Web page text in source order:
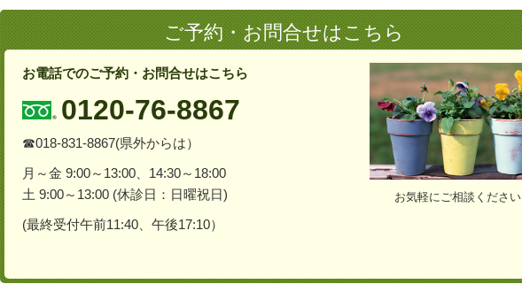
ご予約・お問合せはこちら
お気軽にご相談ください
お電話でのご予約・お問合せはこちら
0120-76-8867
☎018-831-8867(県外からは）
月～金 9:00～13:00、14:30～18:00
土 9:00～13:00 (休診日：日曜祝日)
(最終受付午前11:40、午後17:10）